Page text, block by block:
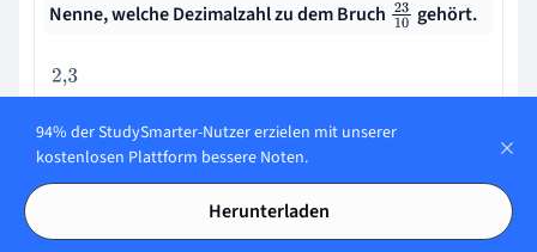
Nenne, welche Dezimalzahl zu dem Bruch 2310gehört.
2,3
1,23
12310
94% der StudySmarter-Nutzer erzielen mit unserer
kostenlosen Plattform bessere Noten.
Herunterladen